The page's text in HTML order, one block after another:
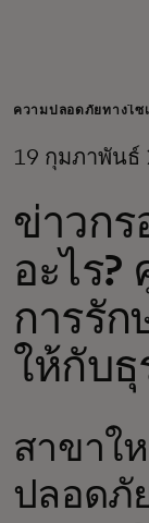
สำหรับธุ
เพื่อโลก
สำหรับผู้
ข่าวสาร
ความปลอดภัยทางไซ
19 กุมภาพันธ์
ข่าวก
อะไร
การรั
ให้กับ
สาขาใ
ปลอดภั